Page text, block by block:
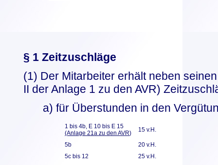
§ 1 Zeitzuschläge
(1) Der Mitarbeiter erhält neben
II der Anlage 1 zu den AVR)
a) für Überstunden in den
1 bis 4b, E 10 bis E 15
(Anlage 21a zu den AVR) 15 v.H.
5b
20 v.H.
5c bis 12
25 v.H.